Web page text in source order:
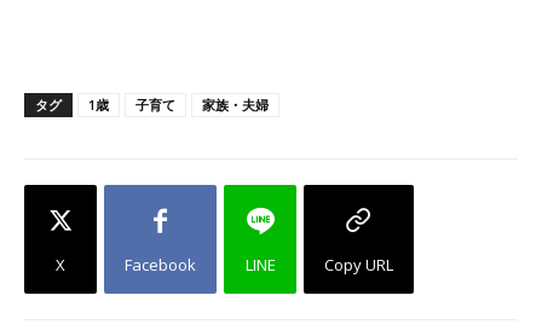
タグ 1歳 子育て 家族・夫婦
X Facebook LINE Copy URL